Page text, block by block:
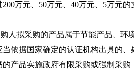
万元、50万元、40万元、5万元
人拟采购的产品属于节能产品、环
依据国家确定的认证机构出具的
产品实施政府有限采购或强制采购